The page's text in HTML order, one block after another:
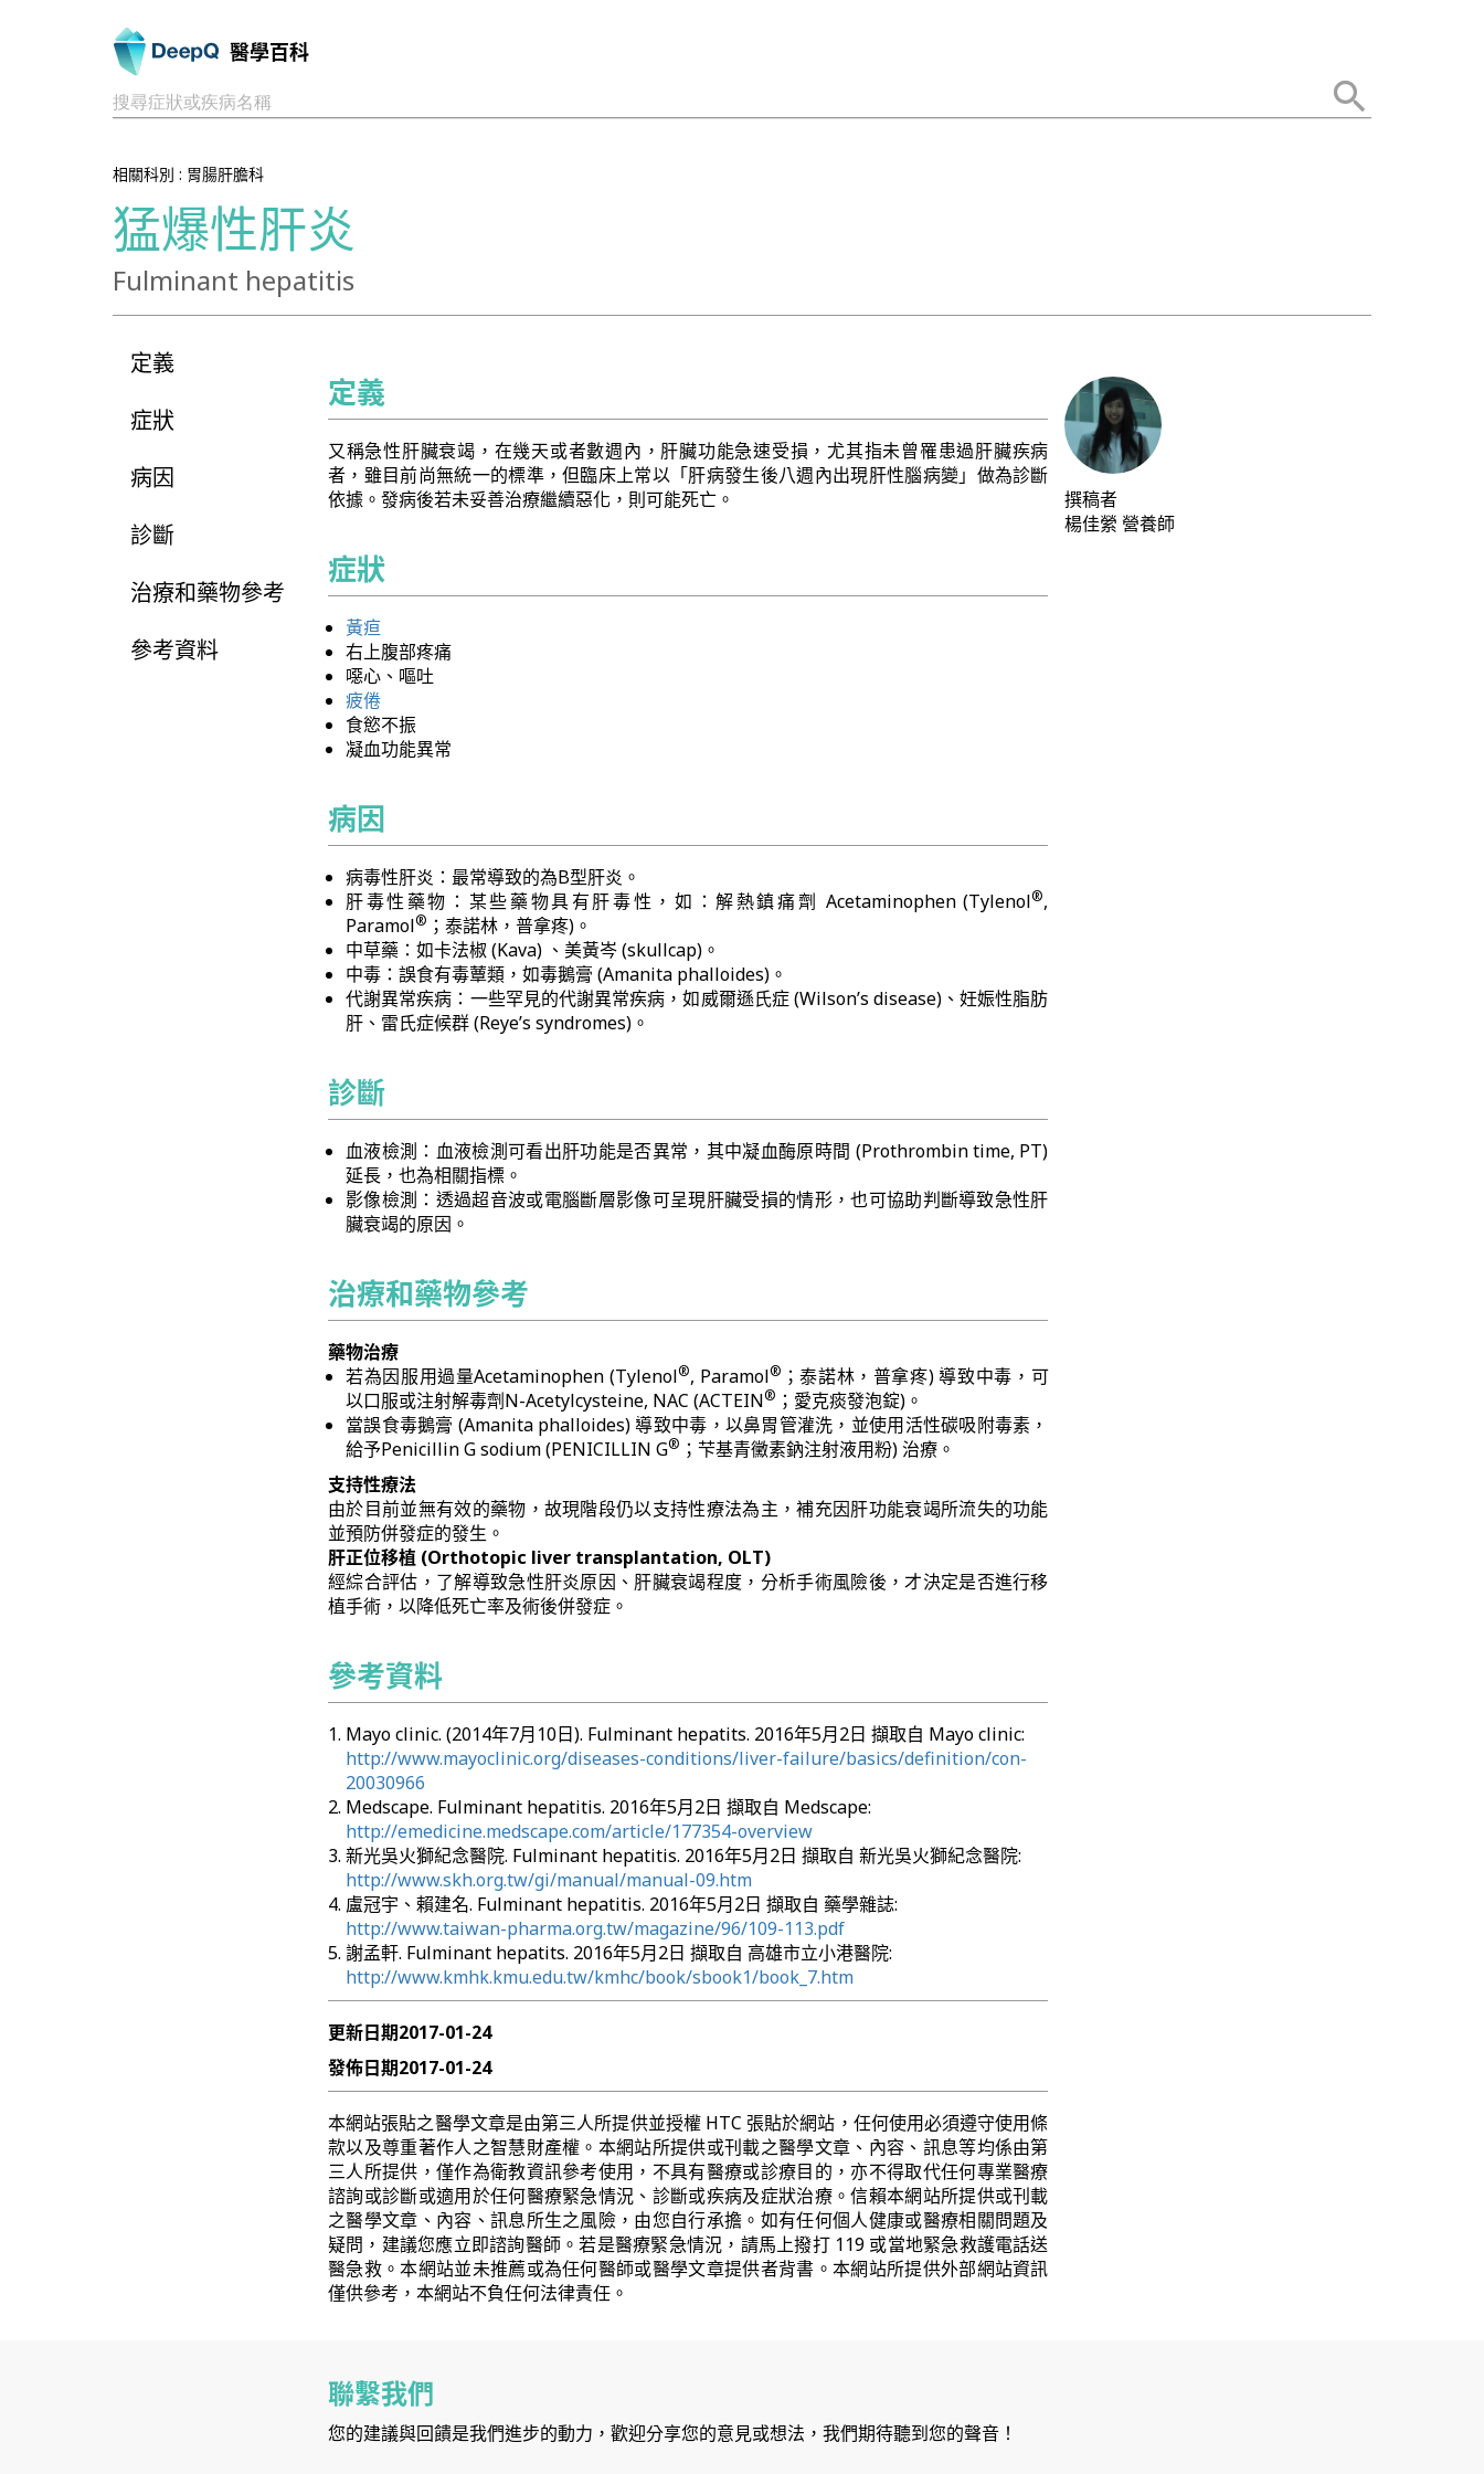
醫學百科
搜尋症狀或疾病名稱
相關科別 : 胃腸肝膽科
猛爆性肝炎
Fulminant hepatitis
定義
症狀
病因
診斷
治療和藥物參考
參考資料
定義
又稱急性肝臟衰竭，在幾天或者數週內，肝臟功能急速受損，尤其指未曾罹患過肝臟疾病
者，雖目前尚無統一的標準，但臨床上常以「肝病發生後八週內出現肝性腦病變」做為診斷
依據。發病後若未妥善治療繼續惡化，則可能死亡。
症狀
黃疸
右上腹部疼痛
噁心、嘔吐
疲倦
食慾不振
凝血功能異常
病因
病毒性肝炎：最常導致的為B型肝炎。
肝毒性藥物：某些藥物具有肝毒性，如：解熱鎮痛劑 Acetaminophen (Tylenol®,
Paramol® ；泰諾林，普拿疼)。
中草藥：如卡法椒 (Kava) 、美黃岑 (skullcap)。
中毒：誤食有毒蕈類，如毒鵝膏 (Amanita phalloides)。
代謝異常疾病：一些罕見的代謝異常疾病，如威爾遜氏症 (Wilson’s disease)、妊娠性脂肪
肝、雷氏症候群 (Reye’s syndromes)。
診斷
血液檢測：血液檢測可看出肝功能是否異常，其中凝血酶原時間 (Prothrombin time, PT)
延長，也為相關指標。
影像檢測：透過超音波或電腦斷層影像可呈現肝臟受損的情形，也可協助判斷導致急性肝
臟衰竭的原因。
治療和藥物參考
藥物治療
若為因服用過量Acetaminophen (Tylenol®, Paramol® ；泰諾林，普拿疼) 導致中毒，可
以口服或注射解毒劑N-Acetylcysteine, NAC (ACTEIN® ；愛克痰發泡錠)。
當誤食毒鵝膏 (Amanita phalloides) 導致中毒，以鼻胃管灌洗，並使用活性碳吸附毒素，
給予Penicillin G sodium (PENICILLIN G® ；芐基青黴素鈉注射液用粉) 治療。
支持性療法
由於目前並無有效的藥物，故現階段仍以支持性療法為主，補充因肝功能衰竭所流失的功能
並預防併發症的發生。
肝正位移植 (Orthotopic liver transplantation, OLT)
經綜合評估，了解導致急性肝炎原因、肝臟衰竭程度，分析手術風險後，才決定是否進行移
植手術，以降低死亡率及術後併發症。
參考資料
Mayo clinic. (2014年7月10日). Fulminant hepatits. 2016年5月2日 擷取自 Mayo clinic:
http://www.mayoclinic.org/diseases-conditions/liver-failure/basics/definition/con-
20030966
Medscape. Fulminant hepatitis. 2016年5月2日 擷取自 Medscape:
http://emedicine.medscape.com/article/177354-overview
新光吳火獅紀念醫院. Fulminant hepatitis. 2016年5月2日 擷取自 新光吳火獅紀念醫院:
http://www.skh.org.tw/gi/manual/manual-09.htm
盧冠宇、賴建名. Fulminant hepatitis. 2016年5月2日 擷取自 藥學雜誌:
http://www.taiwan-pharma.org.tw/magazine/96/109-113.pdf
謝孟軒. Fulminant hepatits. 2016年5月2日 擷取自 高雄市立小港醫院:
http://www.kmhk.kmu.edu.tw/kmhc/book/sbook1/book_7.htm
更新日期2017-01-24
發佈日期2017-01-24
本網站張貼之醫學文章是由第三人所提供並授權 HTC 張貼於網站，任何使用必須遵守使用條
款以及尊重著作人之智慧財產權。本網站所提供或刊載之醫學文章、內容、訊息等均係由第
三人所提供，僅作為衛教資訊參考使用，不具有醫療或診療目的，亦不得取代任何專業醫療
諮詢或診斷或適用於任何醫療緊急情況、診斷或疾病及症狀治療。信賴本網站所提供或刊載
之醫學文章、內容、訊息所生之風險，由您自行承擔。如有任何個人健康或醫療相關問題及
疑問，建議您應立即諮詢醫師。若是醫療緊急情況，請馬上撥打 119 或當地緊急救護電話送
醫急救。本網站並未推薦或為任何醫師或醫學文章提供者背書。本網站所提供外部網站資訊
僅供參考，本網站不負任何法律責任。
撰稿者
楊佳縈 營養師
聯繫我們
您的建議與回饋是我們進步的動力，歡迎分享您的意見或想法，我們期待聽到您的聲音！